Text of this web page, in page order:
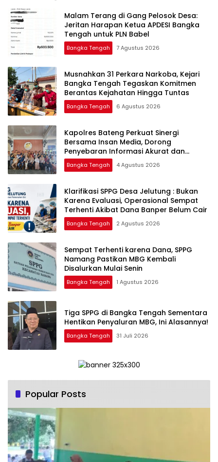
Malam Terang di Gang Pelosok Desa:
Jeritan Harapan Ketua APDESI Bangka
Tengah untuk PLN Babel
Bangka Tengah 7 Agustus 2026
Musnahkan 31 Perkara Narkoba, Kejari
Bangka Tengah Tegaskan Komitmen
Berantas Kejahatan Hingga Tuntas
Bangka Tengah 6 Agustus 2026
‎Kapolres Bateng Perkuat Sinergi
Bersama Insan Media, Dorong
Penyebaran Informasi Akurat dan
Layanan Polri 110
Bangka Tengah 4 Agustus 2026
‎Klarifikasi SPPG Desa Jelutung : Bukan
Karena Evaluasi, Operasional Sempat
Terhenti Akibat Dana Banper Belum Cair
Bangka Tengah 2 Agustus 2026
‎Sempat Terhenti karena Dana, SPPG
Namang Pastikan MBG Kembali
Disalurkan Mulai Senin
Bangka Tengah 1 Agustus 2026
‎Tiga SPPG di Bangka Tengah Sementara
Bangka Tengah 31 Juli 2026
Popular Posts